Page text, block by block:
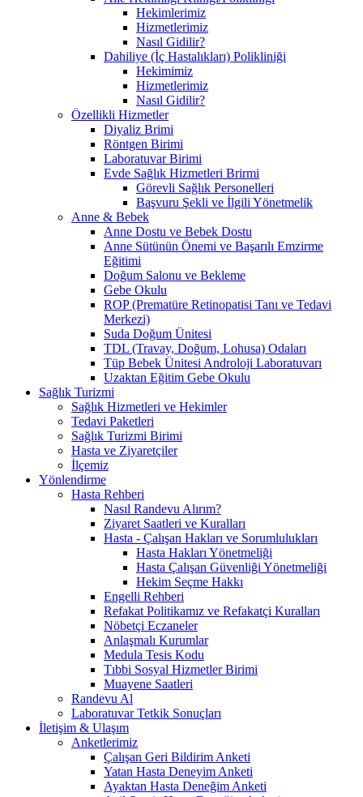
Hekimlerimiz
Hizmetlerimiz
Nasıl Gidilir?
Dahiliye (İç Hastalıkları) Polikliniği
Hekimimiz
Hizmetlerimiz
Nasıl Gidilir?
Özellikli Hizmetler
Diyaliz Brimi
Röntgen Birimi
Laboratuvar Birimi
Evde Sağlık Hizmetleri Brirmi
Görevli Sağlık Personelleri
Başvuru Şekli ve İlgili Yönetmelik
Anne & Bebek
Anne Dostu ve Bebek Dostu
Anne Sütünün Önemi ve Başarılı Emzirme
Eğitimi
Doğum Salonu ve Bekleme
Gebe Okulu
ROP (Prematüre Retinopatisi Tanı ve Tedavi
Merkezi)
Suda Doğum Ünitesi
TDL (Travay, Doğum, Lohusa) Odaları
Tüp Bebek Ünitesi Androloji Laboratuvarı
Uzaktan Eğitim Gebe Okulu
Sağlık Turizmi
Sağlık Hizmetleri ve Hekimler
Tedavi Paketleri
Sağlık Turizmi Birimi
Hasta ve Ziyaretçiler
İlçemiz
Yönlendirme
Hasta Rehberi
Nasıl Randevu Alırım?
Ziyaret Saatleri ve Kuralları
Hasta - Çalışan Hakları ve Sorumlulukları
Hasta Hakları Yönetmeliği
Hasta Çalışan Güvenliği Yönetmeliği
Hekim Seçme Hakkı
Engelli Rehberi
Refakat Politikamız ve Refakatçi Kuralları
Nöbetçi Eczaneler
Anlaşmalı Kurumlar
Medula Tesis Kodu
Tıbbi Sosyal Hizmetler Birimi
Muayene Saatleri
Randevu Al
Laboratuvar Tetkik Sonuçları
İletişim & Ulaşım
Anketlerimiz
Çalışan Geri Bildirim Anketi
Yatan Hasta Deneyim Anketi
Ayaktan Hasta Deneğim Anketi